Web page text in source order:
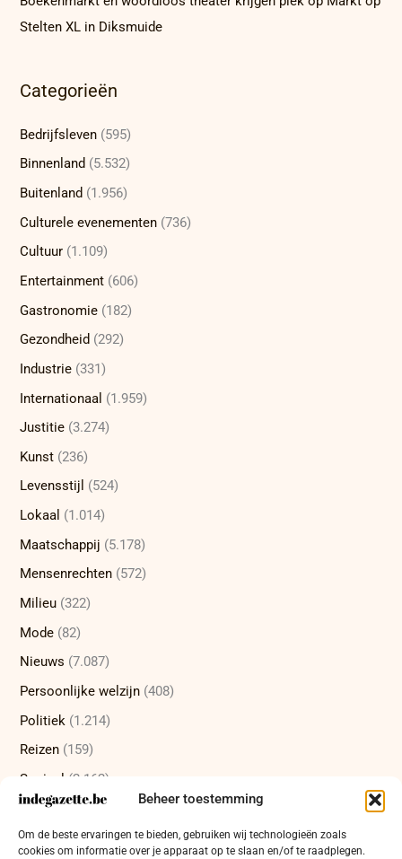
Beheer toestemming
Om de beste ervaringen te bieden, gebruiken wij technologieën zoals
cookies om informatie over je apparaat op te slaan en/of te raadplegen.
Stelten XL in Diksmuide
Categorieën
Bedrijfsleven (595)
Binnenland (5.532)
Buitenland (1.956)
Culturele evenementen (736)
Cultuur (1.109)
Entertainment (606)
Gastronomie (182)
Gezondheid (292)
Industrie (331)
Internationaal (1.959)
Justitie (3.274)
Kunst (236)
Levensstijl (524)
Lokaal (1.014)
Maatschappij (5.178)
Mensenrechten (572)
Milieu (322)
Mode (82)
Nieuws (7.087)
Persoonlijke welzijn (408)
Politiek (1.214)
Reizen (159)
Sociaal (2.162)
Sport(232)
Technologie(415)